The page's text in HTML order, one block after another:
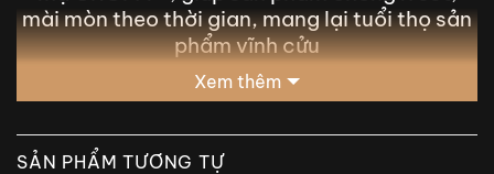
mài mòn theo thời gian, mang lại tuổi thọ sản
phẩm vĩnh cửu
Xem thêm
SẢN PHẨM TƯƠNG TỰ